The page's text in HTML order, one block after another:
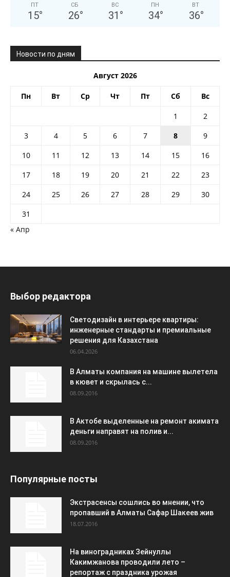
ПТ
15°
СБ
26°
ВС
31 °
ПН
34°
ВТ
36°
Новости по дням
Август 2026
Пн Вт Ср Чт Пт Сб Вс
1
2
3
4 5 6 7 8
9
10
11 12 13 14 15
16
17
18 19 20 21 22
23
24
25 26 27 28 29
30
31
« Апр
Выбор редактора
Светодизайн в интерьере квартиры:
инженерные стандарты и премиальные
решения для Казахстана
06.04.2026
В Алматы компания на машине вылетела
в кювет и скрылась с...
08.09.2016
В Актобе выделенные на ремонт акимата
деньги направят на полив и...
08.09.2016
Популярные посты
Экстрасенсы сошлись во мнении, что
пропавший в Алматы Сафар Шакеев жив
18.07.2016
На виноградниках Зейнуллы
Какимжанова проводили лето –
репортаж с праздника урожая